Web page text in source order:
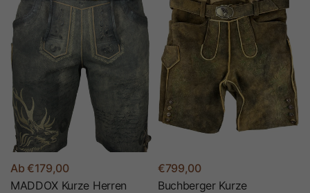
Ab €179,00
MADDOX Kurze Herren
€799,00
Buchberger Kurze